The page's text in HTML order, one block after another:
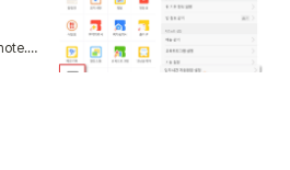
https://www.with-kidsnote.com/guide/businesshourssetting/app